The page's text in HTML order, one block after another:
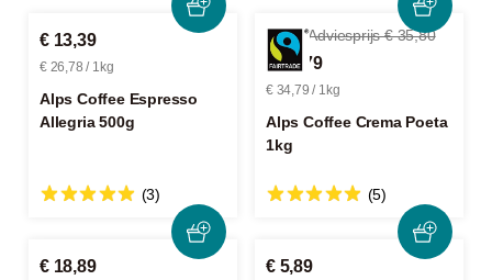
€ 13,39
€ 26,78 / 1kg
Alps Coffee Espresso
Allegria 500g
(3)
-2% Adviesprijs € 35,80
€ 34,79
€ 34,79 / 1kg
Alps Coffee Crema Poeta
1kg
(5)
€ 18,89 € 5,89